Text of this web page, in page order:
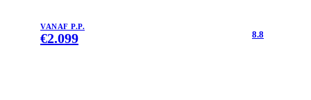
VANAF P.P.
€2.099 8.8